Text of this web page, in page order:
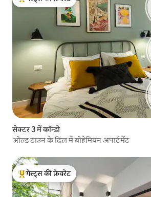
गेस्ट्स का टॉप फ़ेवरेट
सेक्टर 3 में कॉन्डो
ओल्ड टाउन के दिल में बोहेमियन अपार्टमेंट
गेस्ट्स का टॉप फ़ेवरेट
गेस्ट्स की फ़ेवरेट